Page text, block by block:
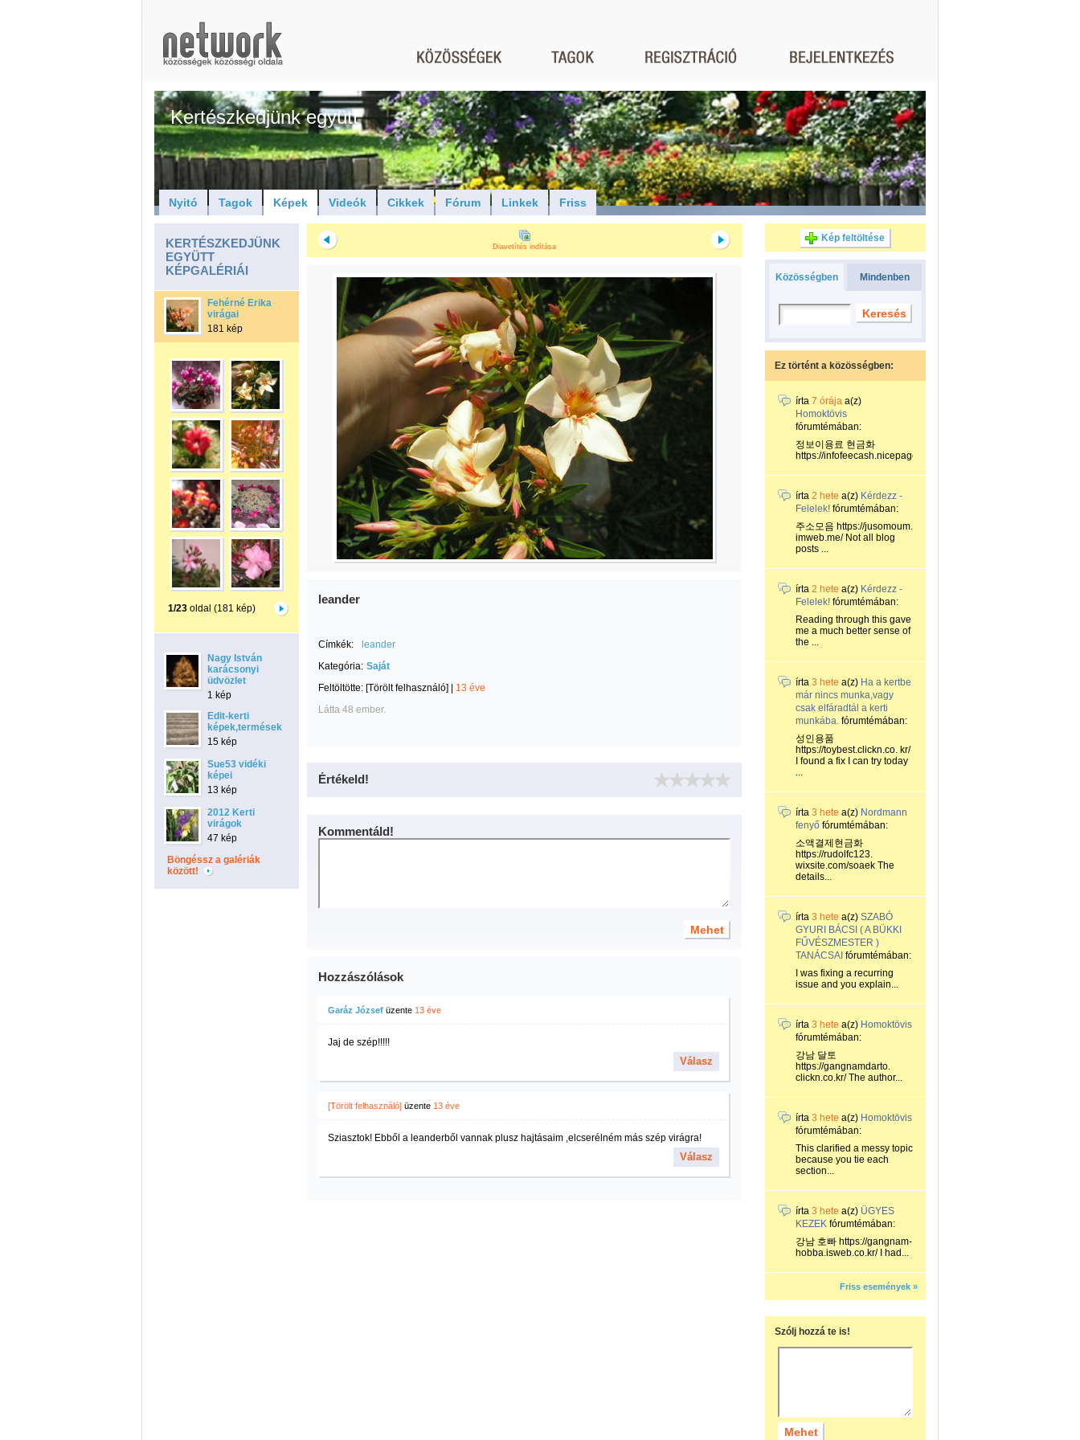
Kertészkedjünk együtt
Nyitó Tagok Képek Videók Cikkek Fórum Linkek Friss
KERTÉSZKEDJÜNK
EGYÜTT
KÉPGALÉRIÁI
Fehérné Erika
virágai
181 kép
1/23oldal (181 kép)
Nagy István
karácsonyi
üdvözlet
1 kép
Edit-kerti
képek,termések
15 kép
Sue53 vidéki
képei
13 kép
2012 Kerti
virágok
47 kép
Böngéssz a galériák
között!
Diavetítés indítása
leander
Címkék:
leander
Kategória: Saját
Feltöltötte: [Törölt felhasználó]
13 éve
Látta 48 ember.
Értékeld!
Kommentáld!
Hozzászólások
Garáz József üzente 13 éve
Jaj de szép!!!!!
Válasz
[Törölt felhasználó] üzente 13 éve
Sziasztok! Ebből a leanderből vannak plusz hajtásaim ,elcserélném más szép virágra!
Válasz
Kép feltöltése
Közösségben Mindenben
Ez történt a közösségben:
írta 7 órája a(z)
Homoktövis
fórumtémában:
정보이용료 현금화
https://infofeecash.nicepage...
írta 2 hete a(z) Kérdezz -
Felelek! fórumtémában:
주소모음 https://jusomoum.
imweb.me/ Not all blog
posts ...
írta 2 hete a(z) Kérdezz -
Felelek! fórumtémában:
Reading through this gave
me a much better sense of
the ...
írta 3 hete a(z) Ha a kertbe
már nincs munka,vagy
csak elfáradtál a kerti
munkába. fórumtémában:
성인용품
https://toybest.clickn.co. kr/
I found a fix I can try today
...
írta 3 hete a(z) Nordmann
fenyő fórumtémában:
소액결제현금화
https://rudolfc123.
wixsite.com/soaek The
details...
írta 3 hete a(z) SZABÓ
GYURI BÁCSI ( A BÜKKI
FŰVÉSZMESTER )
TANÁCSAI fórumtémában:
I was fixing a recurring
issue and you explain...
írta 3 hete a(z) Homoktövis
fórumtémában:
강남 달토
https://gangnamdarto.
clickn.co.kr/ The author...
írta 3 hete a(z) Homoktövis
fórumtémában:
This clarified a messy topic
because you tie each
section...
írta 3 hete a(z) ÜGYES
KEZEK fórumtémában:
강남 호빠 https://gangnam-
hobba.isweb.co.kr/ I had...
Friss események »
Szólj hozzá te is!